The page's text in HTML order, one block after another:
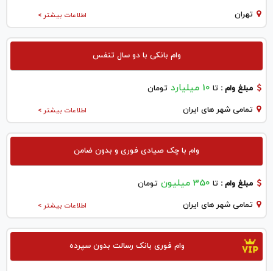
اطلاعات بیشتر > تهران
وام بانکی با دو سال تنفس
مبلغ وام : تا 10 میلیارد تومان
اطلاعات بیشتر > تمامی شهر های ایران
وام با چک صیادی فوری و بدون ضامن
مبلغ وام : تا 350 میلیون تومان
اطلاعات بیشتر > تمامی شهر های ایران
وام فوری بانک رسالت بدون سپرده